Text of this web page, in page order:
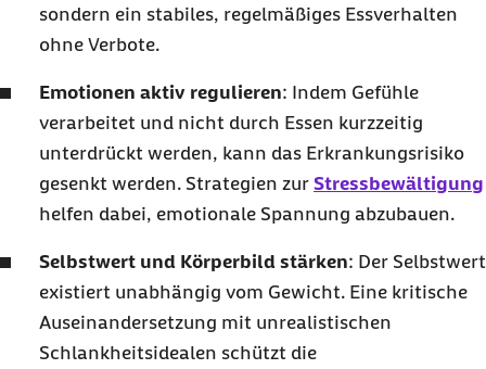
sondern ein stabiles, regelmäßiges Essverhalten
ohne Verbote.
Emotionen aktiv regulieren: Indem Gefühle
verarbeitet und nicht durch Essen kurzzeitig
unterdrückt werden, kann das Erkrankungsrisiko
gesenkt werden. Strategien zur Stressbewältigung
helfen dabei, emotionale Spannung abzubauen.
Selbstwert und Körperbild stärken: Der Selbstwert
existiert unabhängig vom Gewicht. Eine kritische
Auseinandersetzung mit unrealistischen
Schlankheitsidealen schützt die